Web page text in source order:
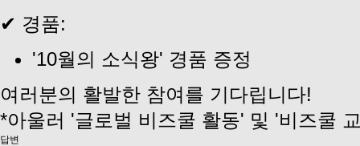
✔ 경품:
'10월의 소식왕' 경품 증정
여러분의 활발한 참여를 기다립니다!
*아울러 '글로벌 비즈쿨 활동' 및 '비즈쿨
답변